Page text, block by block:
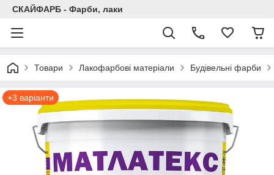
СКАЙФАРБ - Фарби, лаки
Товари Лакофарбові матеріали Будівельні фарби
+3 варіанти